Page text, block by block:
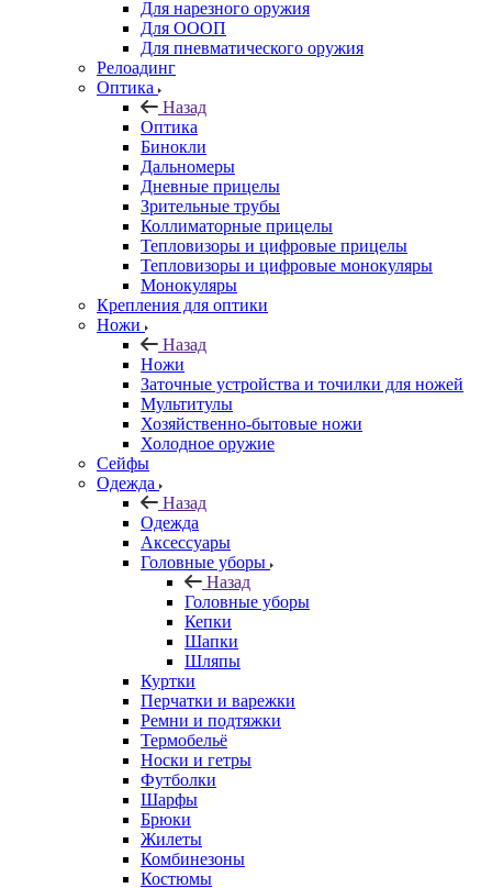
Для нарезного оружия
Для ОООП
Для пневматического оружия
Релоадинг
Оптика
Назад
Оптика
Бинокли
Дальномеры
Дневные прицелы
Зрительные трубы
Коллиматорные прицелы
Тепловизоры и цифровые прицелы
Тепловизоры и цифровые монокуляры
Монокуляры
Крепления для оптики
Ножи
Назад
Ножи
Заточные устройства и точилки для ножей
Мультитулы
Хозяйственно-бытовые ножи
Холодное оружие
Сейфы
Одежда
Назад
Одежда
Аксессуары
Головные уборы
Назад
Головные уборы
Кепки
Шапки
Шляпы
Куртки
Перчатки и варежки
Ремни и подтяжки
Термобельё
Носки и гетры
Футболки
Шарфы
Брюки
Жилеты
Комбинезоны
Костюмы